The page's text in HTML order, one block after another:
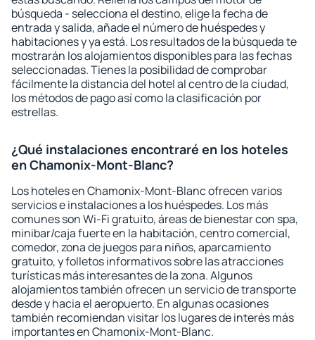
búsqueda - selecciona el destino, elige la fecha de
entrada y salida, añade el número de huéspedes y
habitaciones y ya está. Los resultados de la búsqueda te
mostrarán los alojamientos disponibles para las fechas
seleccionadas. Tienes la posibilidad de comprobar
fácilmente la distancia del hotel al centro de la ciudad,
los métodos de pago así como la clasificación por
estrellas.
¿Qué instalaciones encontraré en los hoteles
en Chamonix-Mont-Blanc?
Los hoteles en Chamonix-Mont-Blanc ofrecen varios
servicios e instalaciones a los huéspedes. Los más
comunes son Wi-Fi gratuito, áreas de bienestar con spa,
minibar/caja fuerte en la habitación, centro comercial,
comedor, zona de juegos para niños, aparcamiento
gratuito, y folletos informativos sobre las atracciones
turísticas más interesantes de la zona. Algunos
alojamientos también ofrecen un servicio de transporte
desde y hacia el aeropuerto. En algunas ocasiones
también recomiendan visitar los lugares de interés más
importantes en Chamonix-Mont-Blanc.